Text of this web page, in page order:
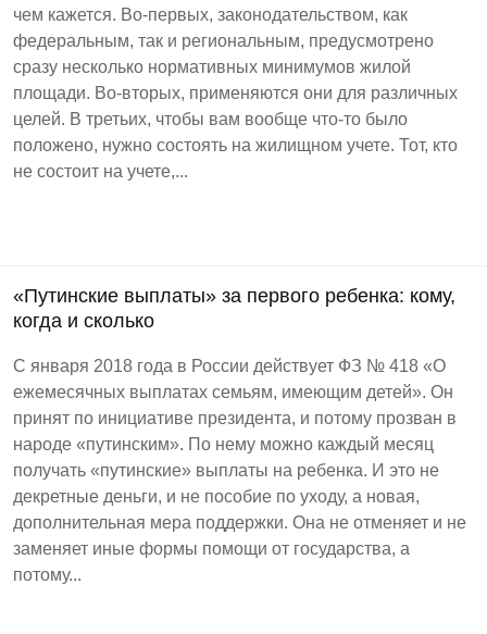
чем кажется. Во-первых, законодательством, как
федеральным, так и региональным, предусмотрено
сразу несколько нормативных минимумов жилой
площади. Во-вторых, применяются они для различных
целей. В третьих, чтобы вам вообще что-то было
положено, нужно состоять на жилищном учете. Тот, кто
не состоит на учете,...
«Путинские выплаты» за первого ребенка: кому,
когда и сколько
С января 2018 года в России действует ФЗ № 418 «О
ежемесячных выплатах семьям, имеющим детей». Он
принят по инициативе президента, и потому прозван в
народе «путинским». По нему можно каждый месяц
получать «путинские» выплаты на ребенка. И это не
декретные деньги, и не пособие по уходу, а новая,
дополнительная мера поддержки. Она не отменяет и не
заменяет иные формы помощи от государства, а
потому...